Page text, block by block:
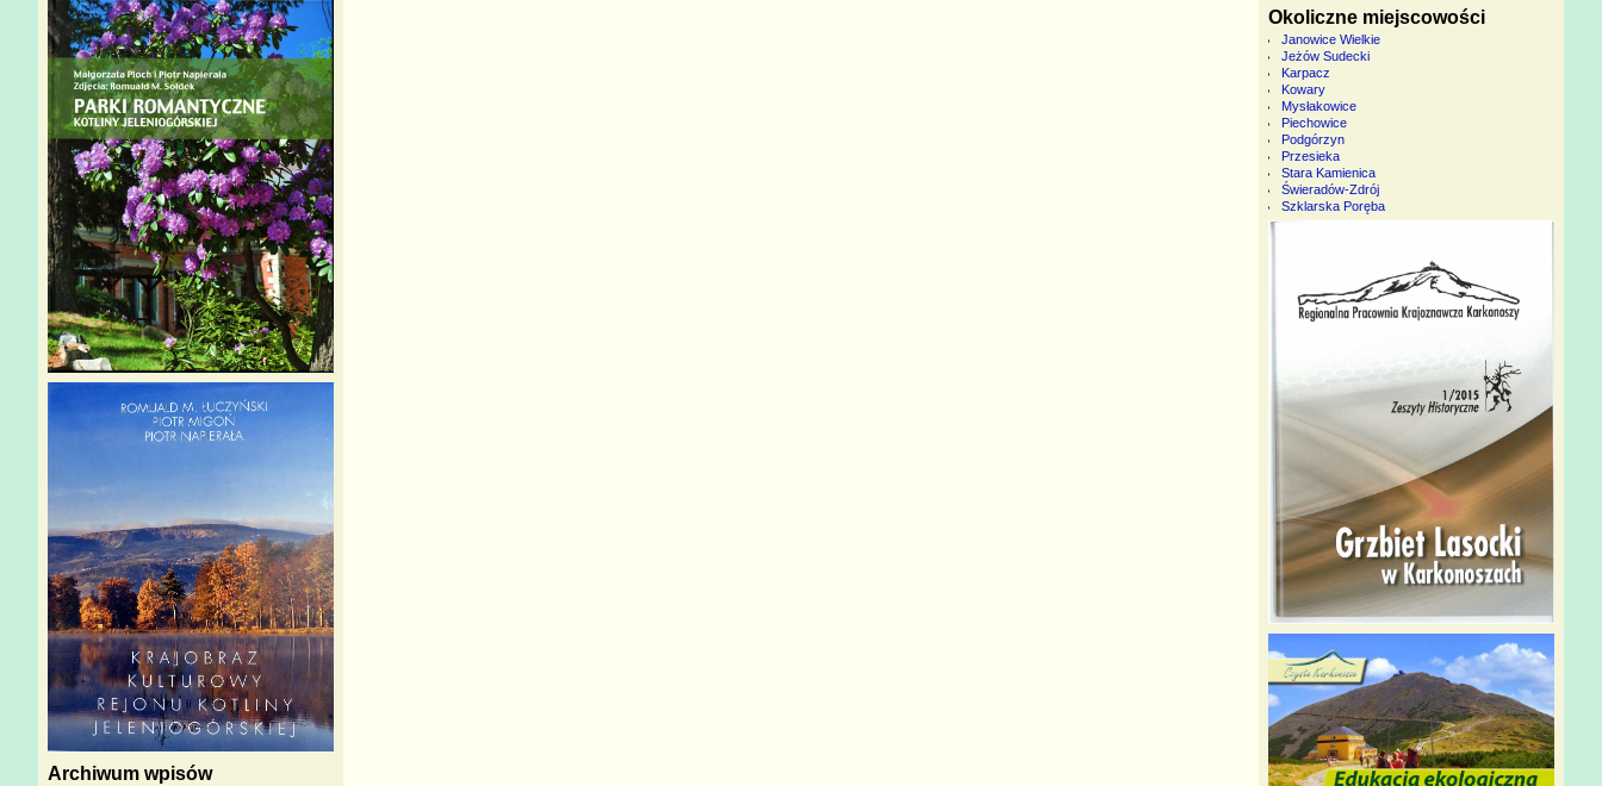
Archiwum wpisów
Okoliczne miejscowości
Janowice Wielkie
Jeżów Sudecki
Karpacz
Kowary
Mysłakowice
Piechowice
Podgórzyn
Przesieka
Stara Kamienica
Świeradów-Zdrój
Szklarska Poręba